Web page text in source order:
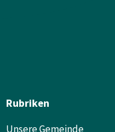
Rubriken
Unsere Gemeinde